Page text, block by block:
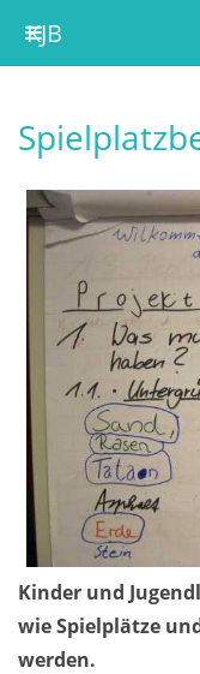
KJB
Kinder und
wie Spielplätze
werden.